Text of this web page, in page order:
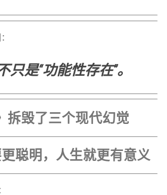
只是“功能性存在”。
拆毁了三个现代幻觉
更聪明，人生就更有意义